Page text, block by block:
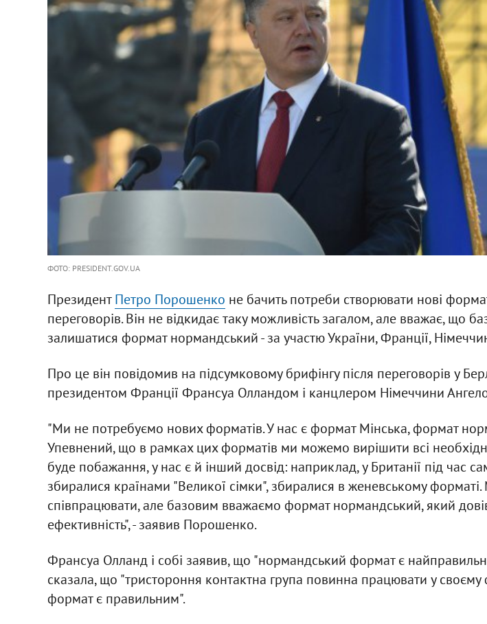
ФОТО: PRESIDENT.GOV.UA
ПрезидентПетро Порошенко не бачить потреби створювати нові
переговорів. Він не відкидає таку можливість загалом, але вважає, що
залишатися формат нормандський - за участю України, Франції,
Про це він повідомив на підсумковому брифінгу після переговорів у
президентом Франції Франсуа Олландом і канцлером Німеччини
"Ми не потребуємо нових форматів. У нас є формат Мінська, формат
Упевнений, що в рамках цих форматів ми можемо вирішити всі
буде побажання, у нас є й інший досвід: наприклад, у Британії під час
збиралися країнами "Великої сімки", збиралися в женевському форматі.
співпрацювати, але базовим вважаємо формат нормандський, який
ефективність", - заявив Порошенко.
Франсуа Олланд і собі заявив, що "нормандський формат є
сказала, що "тристороння контактна група повинна працювати у своєму
формат є правильним".